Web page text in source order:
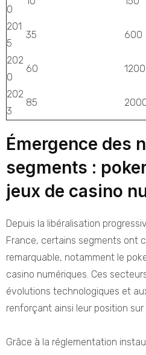
0
201
5
35 600
202
0
60 1200
202
3
85
Émergence des
segments :
jeux de casino
Depuis la libéralisation
France, certains segments ont
remarquable, notamment le
casino numériques. Ces
évolutions technologiques et
renforçant ainsi leur position sur
Grâce à la réglementation